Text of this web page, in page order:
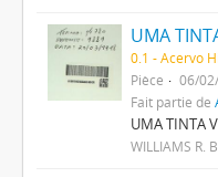
0.1 - Acervo
Pièce
06/
Fait partie de
UMA TINTA
WILLIAMS R.